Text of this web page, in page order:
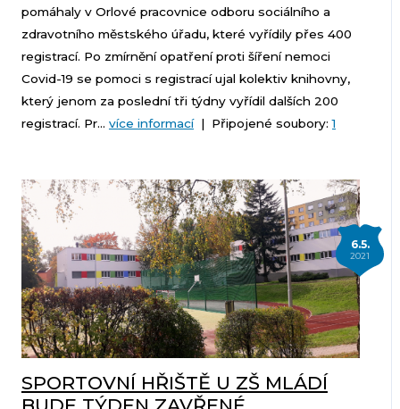
pomáhaly v Orlové pracovnice odboru sociálního a
zdravotního městského úřadu, které vyřídily přes 400
registrací. Po zmírnění opatření proti šíření nemoci
Covid-19 se pomoci s registrací ujal kolektiv knihovny,
který jenom za poslední tři týdny vyřídil dalších 200
registrací. Pr... více informací| Připojené soubory:1
6.5.
2021
SPORTOVNÍ HŘIŠTĚ U ZŠ MLÁDÍ